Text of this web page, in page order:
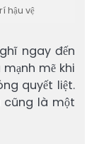
hậu vệ
ngay đến
mẽ khi
quyết liệt.
cũng là một